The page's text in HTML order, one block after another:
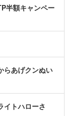
半額キャンペー
らあげクンぬい
イトハローさ